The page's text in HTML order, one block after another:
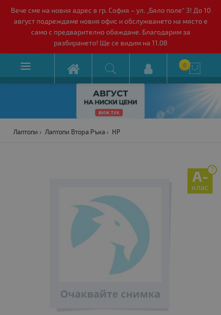
Вече сме на новия адрес в гр. София – ул. „Бяло поле“ 3! До 10
август подреждаме новия офис и обслужването на място е
само с предварително обаждане. Благодарим за
разбирането! Ще се видим на 11.08
 0 
Лаптопи Лаптопи Втора Ръка HP
?
A-
клас